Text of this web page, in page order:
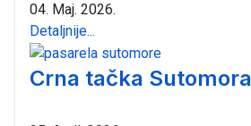
04. Maj. 2026.
Detaljnije...
Crna tačka Sutomora